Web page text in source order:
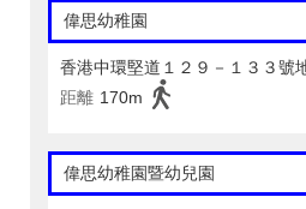
偉思幼稚園
香港中環堅道１２９－１３３號
距離 170m
偉思幼稚園暨幼兒園